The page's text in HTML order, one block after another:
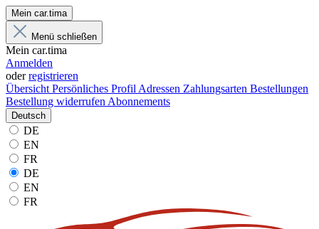
Mein car.tima
Menü schließen
Mein car.tima
Anmelden
oderregistrieren
Übersicht Persönliches Profil Adressen Zahlungsarten Bestellungen
Bestellung widerrufen Abonnements
Deutsch
DE
EN
FR
DE
EN
FR